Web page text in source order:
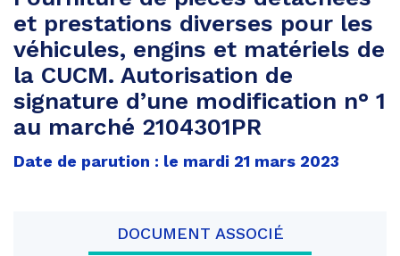
et prestations diverses pour les
véhicules, engins et matériels de
la CUCM. Autorisation de
signature d’une modification n° 1
au marché 2104301PR
Date de parution : le mardi 21 mars 2023
DOCUMENT ASSOCIÉ